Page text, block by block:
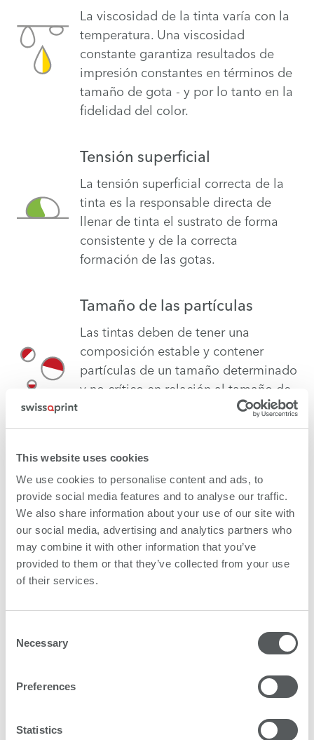
This website uses cookies
We use cookies to personalise content and ads, to
provide social media features and to analyse our traffic.
We also share information about your use of our site with
our social media, advertising and analytics partners who
may combine it with other information that you’ve
provided to them or that they’ve collected from your use
of their services.
Selection
Necessary
Preferences
Statistics
La viscosidad de la tinta varía con la
temperatura. Una viscosidad
constante garantiza resultados de
impresión constantes en términos de
tamaño de gota - y por lo tanto en la
fidelidad del color.
Tensión superficial
La tensión superficial correcta de la
tinta es la responsable directa de
llenar de tinta el sustrato de forma
consistente y de la correcta
formación de las gotas.
Tamaño de las partículas
Las tintas deben de tener una
composición estable y contener
partículas de un tamaño determinado
y no crítico en relación al tamaño de
los inyectores del cabezal para evitar
cualquier tipo de problema.
Estabilidad
La tinta se debe de mantener dentro
de unos límites de tolerancias hasta
su fecha de caducidad. Hacemos
pruebas de muestras de tinta
guardadas. Esto nos permite detectar
lotes de tinta defectuosos y de forma
activa evitar problemas en nuestros
Hemos desarrollado nuestro sistema